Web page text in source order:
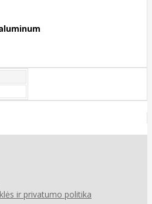
ir privatumo politika